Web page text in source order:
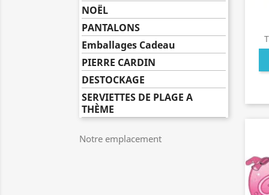
NOËL
PANTALONS
Emballages Cadeau
PIERRE CARDIN
DESTOCKAGE
SERVIETTES DE PLAGE A
THÈME
Notre emplacement